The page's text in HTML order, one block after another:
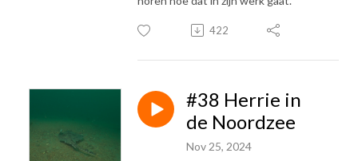
422
#38 Herrie in
de Noordzee
Nov 25, 2024